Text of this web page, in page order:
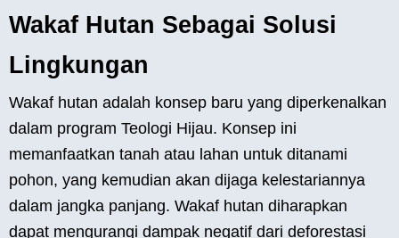
Wakaf Hutan Sebagai Solusi
Lingkungan
Wakaf hutan adalah konsep baru yang diperkenalkan
dalam program Teologi Hijau. Konsep ini
memanfaatkan tanah atau lahan untuk ditanami
pohon, yang kemudian akan dijaga kelestariannya
dalam jangka panjang. Wakaf hutan diharapkan
dapat mengurangi dampak negatif dari deforestasi